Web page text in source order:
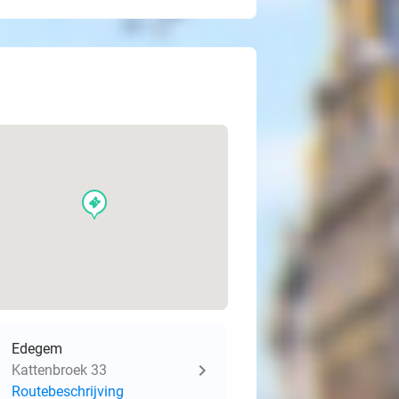
events
Edegem
Kattenbroek 33
Routebeschrijving